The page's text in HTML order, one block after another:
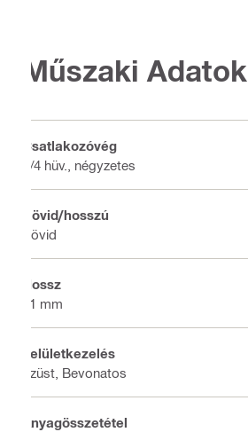
Műszaki Adatok
Csatlakozóvég
3/4 hüv., négyzetes
Rövid/hosszú
Rövid
Hossz
31 mm
Felületkezelés
Ezüst, Bevonatos
Anyagösszetétel